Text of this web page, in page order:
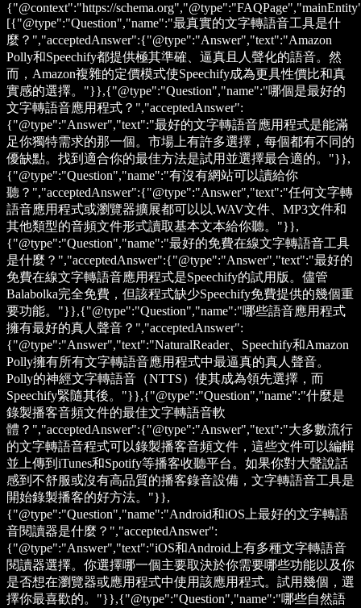
{"@context":"https://
[{"@type":"Question","name":"最真實的文字轉語音工具是什
麼？","acceptedAnswer":{"@type":"Answer","text":"Amazon
Polly和Speechify都提供極其準確、逼真且人聲化的語音。然
而，Amazon複雜的定價模式使Speechify成為更具性價比和真
實感的選擇。"}},{"@type":"Question","name":"哪個是最好的
文字轉語音應用程式？","acceptedAnswer":
{"@type":"Answer","text":"最好的文字轉語音應用程式是能滿
足你獨特需求的那一個。市場上有許多選擇，每個都有不同的
優缺點。找到適合你的最佳方法是試用並選擇最合適的。"}},
{"@type":"Question","name":"有沒有網站可以讀給你
聽？","acceptedAnswer":{"@type":"Answer","text":"任何文字轉
語音應用程式或瀏覽器擴展都可以以.WAV文件、MP3文件和
其他類型的音頻文件形式讀取基本文本給你聽。"}},
{"@type":"Question","name":"最好的免費在線文字轉語音工具
是什麼？","acceptedAnswer":{"@type":"Answer","text":"最好的
免費在線文字轉語音應用程式是Speechify的試用版。儘管
Balabolka完全免費，但該程式缺少Speechify免費提供的幾個重
要功能。"}},{"@type":"Question","name":"哪些語音應用程式
擁有最好的真人聲音？","acceptedAnswer":
{"@type":"Answer","text":"NaturalReader、Speechify和Amazon
Polly擁有所有文字轉語音應用程式中最逼真的真人聲音。
Polly的神經文字轉語音（NTTS）使其成為領先選擇，而
Speechify緊隨其後。"}},{"@type":"Question","name":"什麼是
錄製播客音頻文件的最佳文字轉語音軟
體？","acceptedAnswer":{"@type":"Answer","text":"大多數流行
的文字轉語音程式可以錄製播客音頻文件，這些文件可以編輯
並上傳到iTunes和Spotify等播客收聽平台。如果你對大聲說話
感到不舒服或沒有高品質的播客錄音設備，文字轉語音工具是
開始錄製播客的好方法。"}},
{"@type":"Question","name":"Android和iOS上最好的文字轉語
音閱讀器是什麼？","acceptedAnswer":
{"@type":"Answer","text":"iOS和Android上有多種文字轉語音
閱讀器選擇。你選擇哪一個主要取決於你需要哪些功能以及你
是否想在瀏覽器或應用程式中使用該應用程式。試用幾個，選
擇你最喜歡的。"}},{"@type":"Question","name":"哪些自然語